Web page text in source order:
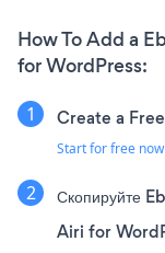
How To Add a
for WordPress:
Create a
Start for free now
Скопируйте
Airi for